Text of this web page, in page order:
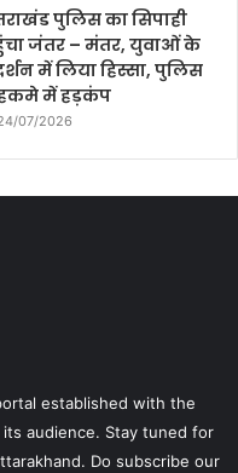
पुलिस का सिपाही
जंतर – मंतर, युवाओं के
में लिया हिस्सा, पुलिस
में हड़कंप
07/2026
established with the
audience. Stay tuned for
Do subscribe our